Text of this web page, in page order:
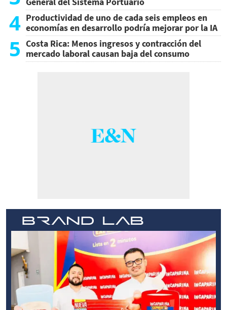
4 Productividad de uno de cada seis empleos en
economías en desarrollo podría mejorar por la IA
5 Costa Rica: Menos ingresos y contracción del
mercado laboral causan baja del consumo